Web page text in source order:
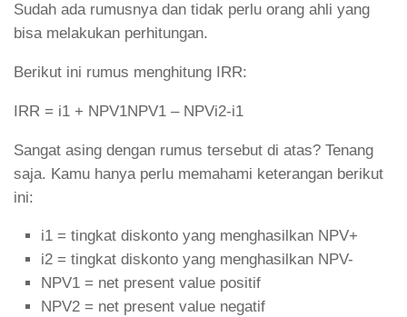
Sudah ada rumusnya dan tidak perlu orang ahli yang
bisa melakukan perhitungan.
Berikut ini rumus menghitung IRR:
IRR = i1 + NPV1NPV1 – NPVi2-i1
Sangat asing dengan rumus tersebut di atas? Tenang
saja. Kamu hanya perlu memahami keterangan berikut
ini:
i1 = tingkat diskonto yang menghasilkan NPV+
i2 = tingkat diskonto yang menghasilkan NPV-
NPV1 = net present value positif
NPV2 = net present value negatif